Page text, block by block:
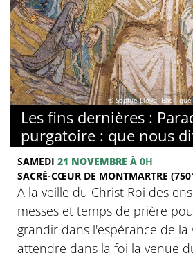
© Sophie Lloyd-
Les fins dernières :
purgatoire : que nous dit
SAMEDI 21 NOVEMBRE À 0H
SACRÉ-CŒUR DE MONTMARTRE
A la veille du Christ Roi des
messes et temps de prière
grandir dans l'espérance de la
attendre dans la foi la venue